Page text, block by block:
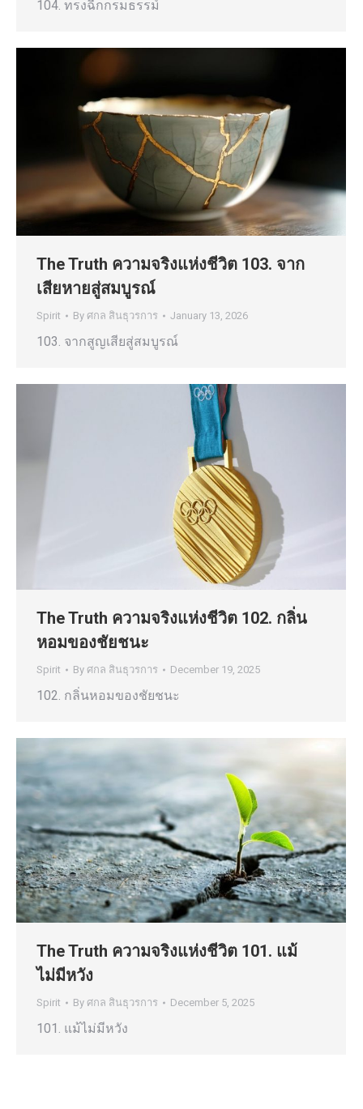
104. ทรงฉีกกรมธรรม์
The Truth ความจริงแห่งชีวิต 103. จาก
เสียหายสู่สมบูรณ์
Spirit By ศกล สินธุวรการ January 13, 2026
103. จากสูญเสียสู่สมบูรณ์
The Truth ความจริงแห่งชีวิต 102. กลิ่น
หอมของชัยชนะ
Spirit By ศกล สินธุวรการ December 19, 2025
102. กลิ่นหอมของชัยชนะ
The Truth ความจริงแห่งชีวิต 101. แม้
ไม่มีหวัง
Spirit By ศกล สินธุวรการ December 5, 2025
101. แม้ไม่มีหวัง